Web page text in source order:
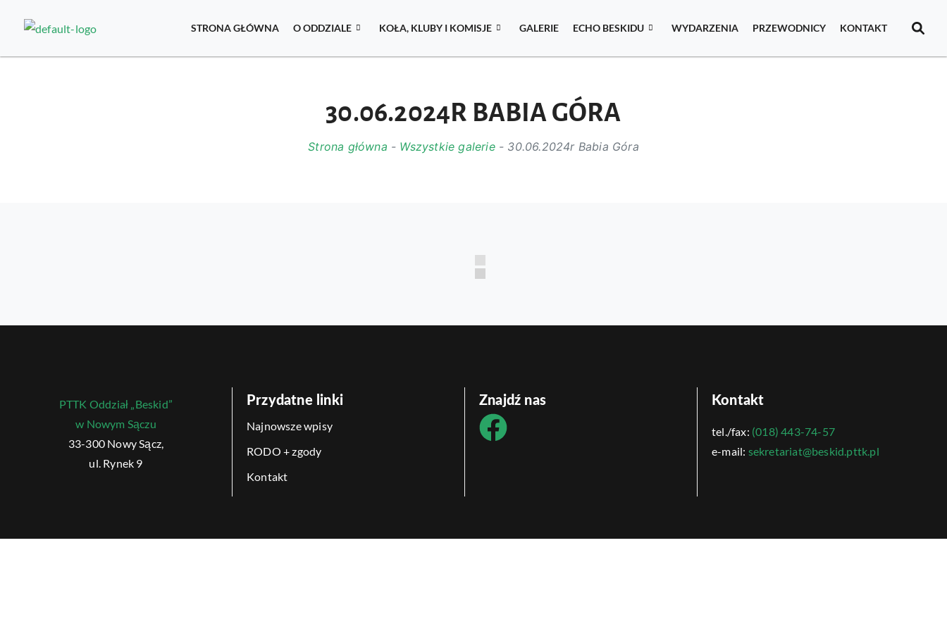
STRONA GŁÓWNA O ODDZIALE KOŁA, KLUBY I KOMISJE GALERIE ECHO BESKIDU WYDARZENIA PRZEWODNICY KONTAKT
30.06.2024R BABIA GÓRA
Strona główna - Wszystkie galerie- 30.06.2024r Babia Góra
PTTK Oddział „Beskid”
w Nowym Sączu
33-300 Nowy Sącz,
ul. Rynek 9
Przydatne linki
Najnowsze wpisy
RODO + zgody
Kontakt
Znajdź nas Kontakt
tel./fax: (018) 443-74-57
e-mail: sekretariat@beskid.pttk.pl